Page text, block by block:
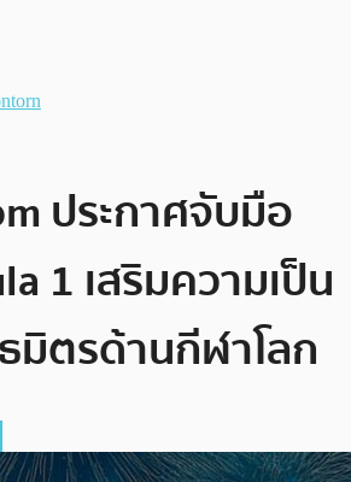
ประกาศจับมือ
1 เสริมความเป็น
มิตรด้านกีฬาโลก